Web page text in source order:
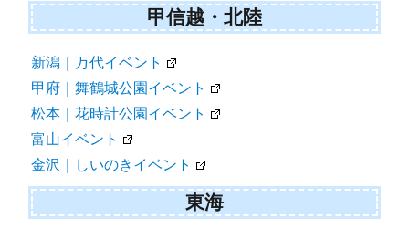
甲信越・北陸
新潟｜万代イベント
甲府｜舞鶴城公園イベント
松本｜花時計公園イベント
富山イベント
金沢｜しいのきイベント
東海